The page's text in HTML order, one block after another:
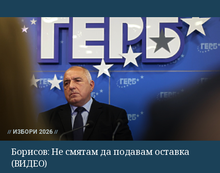
ИЗБОРИ 2026
Борисов: Не смятам да подавам оставка
(ВИДЕО)